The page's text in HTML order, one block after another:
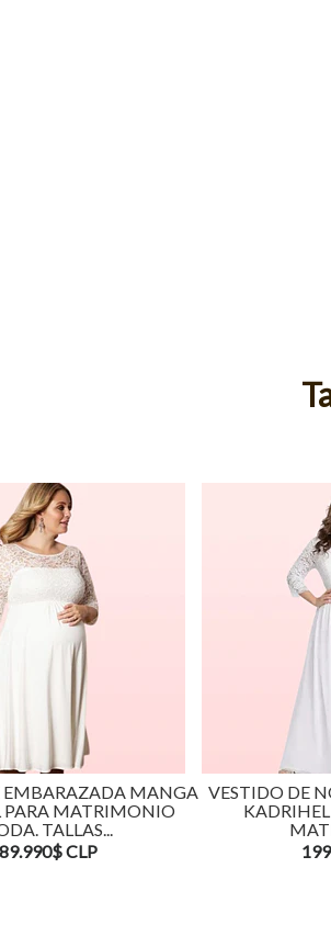
EMBARAZADA MANGA
PARA MATRIMONIO
TALLAS...
89.990$ CLP
VESTIDO DE